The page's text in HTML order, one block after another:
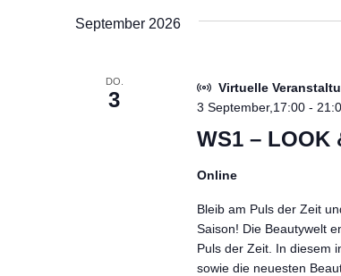
September 2026
DO.
3
WS1 – LOOK
3 September,17:00-
Online
Virtuelle
Bleib am Puls der Zeit
Saison! Die Beautywelt
Puls der Zeit. In diesem
sowie die neuesten